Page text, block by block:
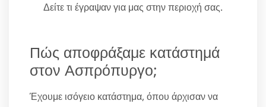
Δείτε τι έγραψαν για μας στην περιοχή σας.
Πώς αποφράξαμε κατάστημά
στον Ασπρόπυργο;
Έχουμε ισόγειο κατάστημα, όπου άρχισαν να